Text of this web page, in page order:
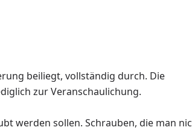
beiliegt, vollständig durch. Die
zur Veranschaulichung.
werden sollen. Schrauben, die man